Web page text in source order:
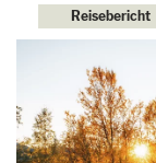
Reisebericht